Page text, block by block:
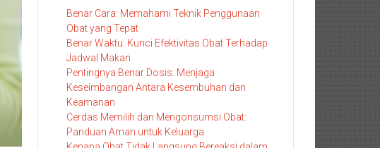
Benar Cara: Memahami Teknik Penggunaan
Obat yang Tepat
Benar Waktu: Kunci Efektivitas Obat Terhadap
Jadwal Makan
Pentingnya Benar Dosis: Menjaga
Keseimbangan Antara Kesembuhan dan
Keamanan
Cerdas Memilih dan Mengonsumsi Obat:
Panduan Aman untuk Keluarga